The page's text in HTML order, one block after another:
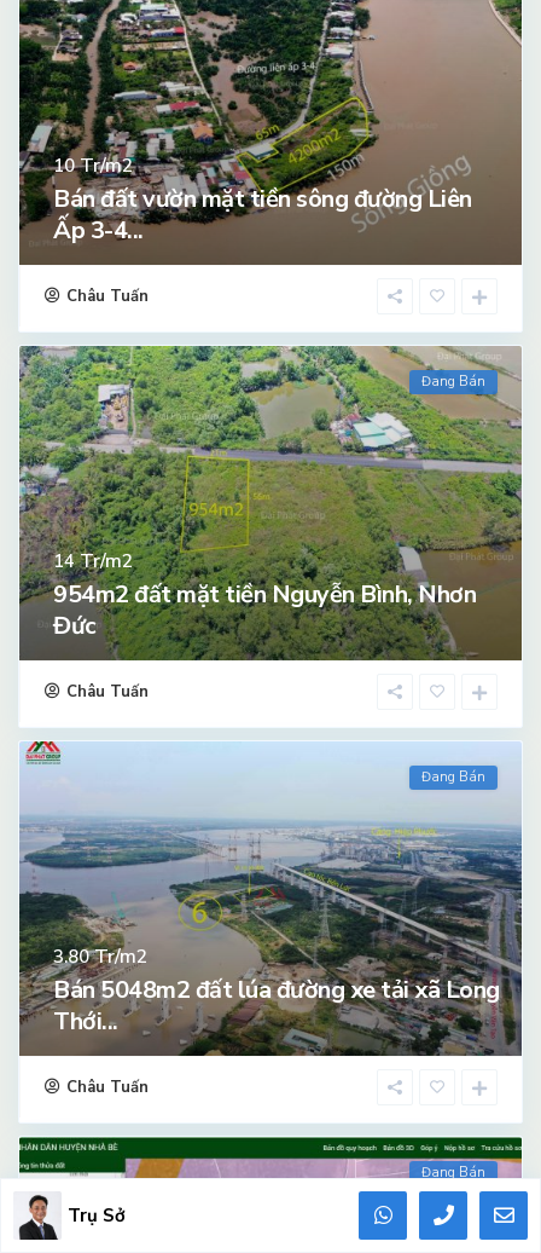
10Tr/m2
Bán đất vườn mặt tiền sông đường Liên
Ấp 3-4...
Châu Tuấn
Đang Bán
14Tr/m2
954m2 đất mặt tiền Nguyễn Bình, Nhơn
Đức
Châu Tuấn
Đang Bán
3.80Tr/m2
Bán 5048m2 đất lúa đường xe tải xã Long
Thới...
Châu Tuấn
Đang Bán
Trụ Sở